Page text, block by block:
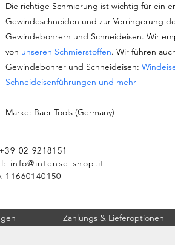
Die richtige Schmierung ist wichtig für ein
Gewindeschneiden und zur Verringerung
Gewindebohrern und Schneideisen. Wir
von unseren Schmierstoffen. Wir führen
Gewindebohrer und Schneideisen:
Schneideisenführungen und mehr
Marke: Baer Tools (Germany)
02 9218151
info@intense-shop.it
11660140150
Zahlungs & Lieferoptionen